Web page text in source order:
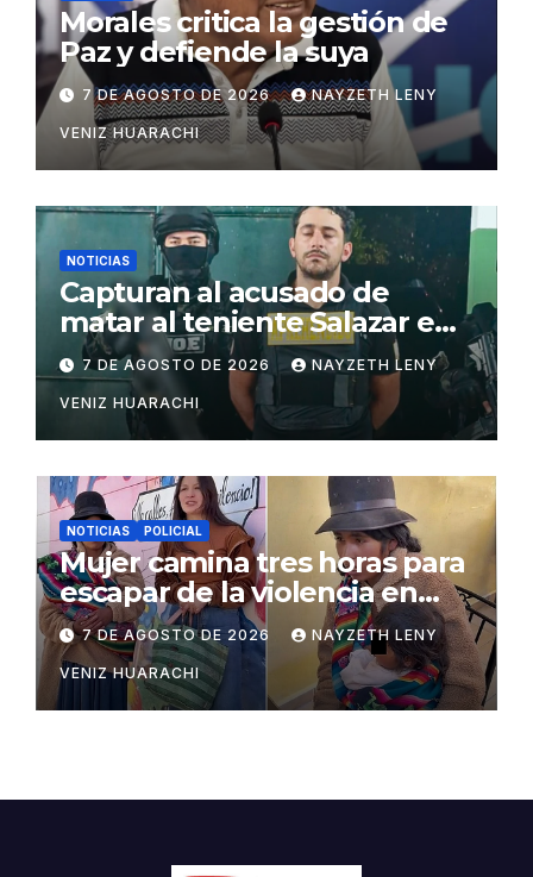
Morales critica la gestión de
Paz y defiende la suya
7 DE AGOSTO DE 2026 NAYZETH LENY
VENIZ HUARACHI
NOTICIAS
Capturan al acusado de
matar al teniente Salazar en
San Matías
7 DE AGOSTO DE 2026 NAYZETH LENY
VENIZ HUARACHI
NOTICIAS POLICIAL
Mujer camina tres horas para
escapar de la violencia en
Potosí
7 DE AGOSTO DE 2026 NAYZETH LENY
VENIZ HUARACHI